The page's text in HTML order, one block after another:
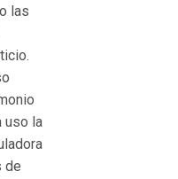
las
uso la
de